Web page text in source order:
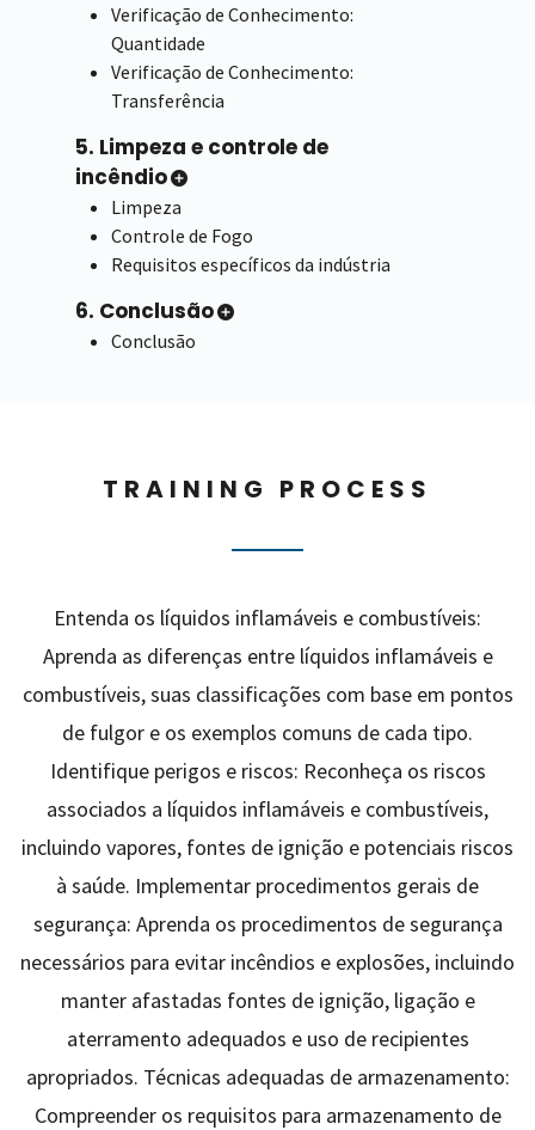
Verificação de Conhecimento:
Quantidade
Verificação de Conhecimento:
Transferência
5. Limpeza e controle de
incêndio
Limpeza
Controle de Fogo
Requisitos específicos da indústria
6. Conclusão
Conclusão
TRAINING PROCESS
Entenda os líquidos inflamáveis ​​e combustíveis:
Aprenda as diferenças entre líquidos inflamáveis ​​e
combustíveis, suas classificações com base em pontos
de fulgor e os exemplos comuns de cada tipo.
Identifique perigos e riscos: Reconheça os riscos
associados a líquidos inflamáveis ​​e combustíveis,
incluindo vapores, fontes de ignição e potenciais riscos
à saúde. Implementar procedimentos gerais de
segurança: Aprenda os procedimentos de segurança
necessários para evitar incêndios e explosões, incluindo
manter afastadas fontes de ignição, ligação e
aterramento adequados e uso de recipientes
apropriados. Técnicas adequadas de armazenamento:
Compreender os requisitos para armazenamento de